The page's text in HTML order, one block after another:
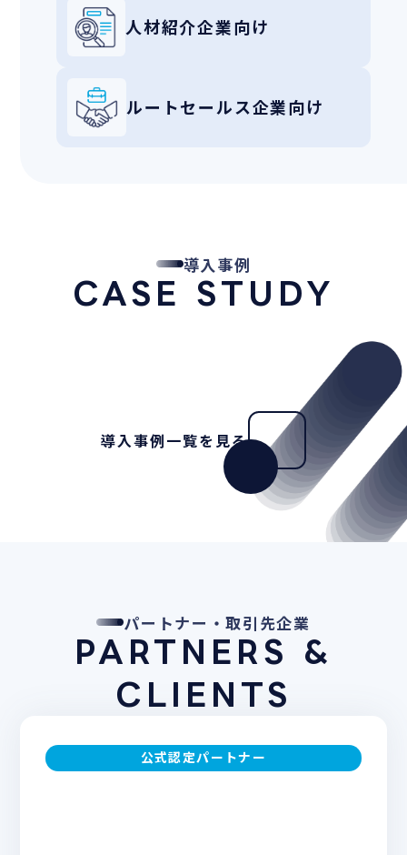
人材紹介企業向け
ルートセールス企業向け
導入事例
CASE STUDY
導入事例一覧を見る
パートナー・取引先企業
PARTNERS &
CLIENTS
公式認定パートナー